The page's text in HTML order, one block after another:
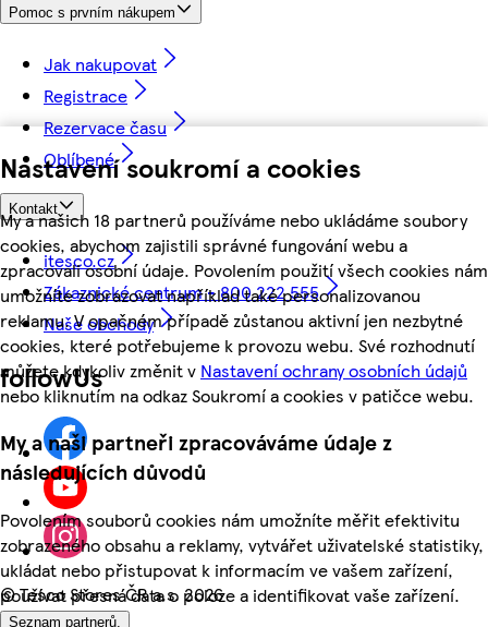
Nastavení soukromí a cookies
My a našich 18 partnerů používáme nebo ukládáme soubory
cookies, abychom zajistili správné fungování webu a
zpracovali osobní údaje. Povolením použití všech cookies nám
umožníte zobrazovat například také personalizovanou
reklamu. V opačném případě zůstanou aktivní jen nezbytné
cookies, které potřebujeme k provozu webu. Své rozhodnutí
můžete kdykoliv změnit v Nastavení ochrany osobních údajů
nebo kliknutím na odkaz Soukromí a cookies v patičce webu.
My a naši partneři zpracováváme údaje z
následujících důvodů
Povolením souborů cookies nám umožníte měřit efektivitu
zobrazeného obsahu a reklamy, vytvářet uživatelské statistiky,
ukládat nebo přistupovat k informacím ve vašem zařízení,
používat přesná data o poloze a identifikovat vaše zařízení.
Seznam partnerů.
Pomoc s prvním nákupem
Jak nakupovat
Registrace
Rezervace času
Oblíbené
Kontakt
itesco.cz
Zákaznické centrum - 800 222 555
Naše obchody
followUs
©Tesco Stores ČR a.s. 2026